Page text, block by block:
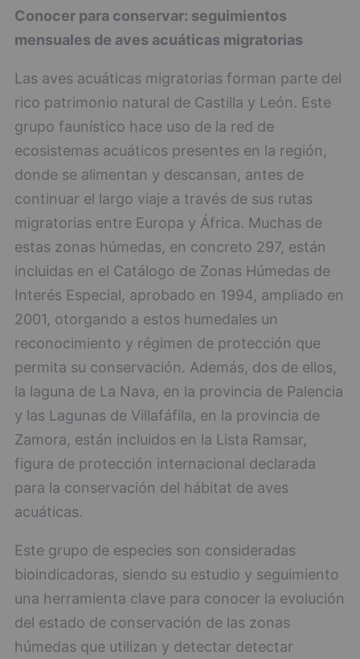
Conocer para conservar: seguimientos
mensuales de aves acuáticas migratorias
Las aves acuáticas migratorias forman parte del
rico patrimonio natural de Castilla y León. Este
grupo faunístico hace uso de la red de
ecosistemas acuáticos presentes en la región,
donde se alimentan y descansan, antes de
continuar el largo viaje a través de sus rutas
migratorias entre Europa y África. Muchas de
estas zonas húmedas, en concreto 297, están
incluidas en el Catálogo de Zonas Húmedas de
Interés Especial, aprobado en 1994, ampliado en
2001, otorgando a estos humedales un
reconocimiento y régimen de protección que
permita su conservación. Además, dos de ellos,
la laguna de La Nava, en la provincia de Palencia
y las Lagunas de Villafáfila, en la provincia de
Zamora, están incluidos en la Lista Ramsar,
figura de protección internacional declarada
para la conservación del hábitat de aves
acuáticas.
Este grupo de especies son consideradas
bioindicadoras, siendo su estudio y seguimiento
una herramienta clave para conocer la evolución
del estado de conservación de las zonas
húmedas que utilizan y detectar detectar